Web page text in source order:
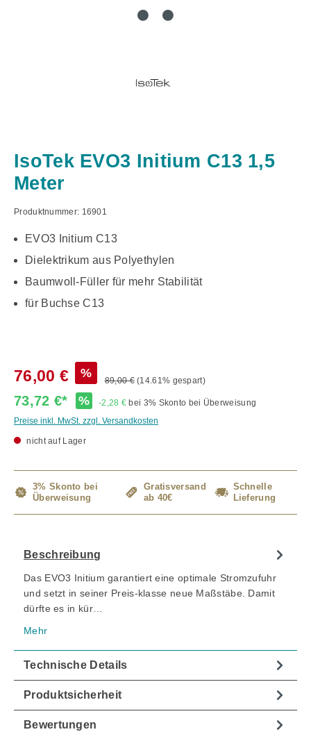
IsoTek EVO3 Initium C13 1,5
Meter
Produktnummer: 16901
EVO3 Initium C13
Dielektrikum aus Polyethylen
Baumwoll-Füller für mehr Stabilität
für Buchse C13
76,00 € %
89,00 € (14.61% gespart)
73,72 €* % -2,28 € bei 3% Skonto bei Überweisung
Preise inkl. MwSt. zzgl. Versandkosten
nicht auf Lager
3% Skonto bei
Überweisung
Gratisversand
ab 40€
Schnelle
Lieferung
Beschreibung
Das EVO3 Initium garantiert eine optimale Stromzufuhr
und setzt in seiner Preis-klasse neue Maßstäbe. Damit
dürfte es in kür…
Mehr
Technische Details
Produktsicherheit
Bewertungen